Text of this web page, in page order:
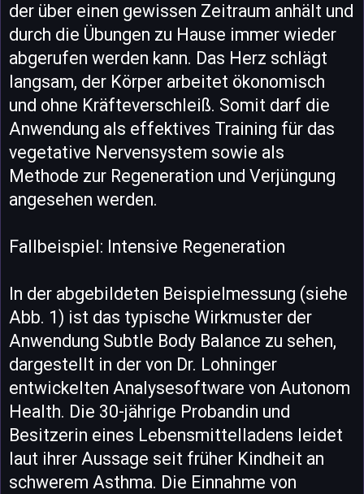
der über einen gewissen Zeitraum anhält und
durch die Übungen zu Hause immer wieder
abgerufen werden kann. Das Herz schlägt
langsam, der Körper arbeitet ökonomisch
und ohne Kräfteverschleiß. Somit darf die
Anwendung als effektives Training für das
vegetative Nervensystem sowie als
Methode zur Regeneration und Verjüngung
angesehen werden.
Fallbeispiel: Intensive Regeneration
In der abgebildeten Beispielmessung (siehe
Abb. 1) ist das typische Wirkmuster der
Anwendung Subtle Body Balance zu sehen,
dargestellt in der von Dr. Lohninger
entwickelten Analysesoftware von Autonom
Health. Die 30-jährige Probandin und
Besitzerin eines Lebensmittelladens leidet
laut ihrer Aussage seit früher Kindheit an
schwerem Asthma. Die Einnahme von